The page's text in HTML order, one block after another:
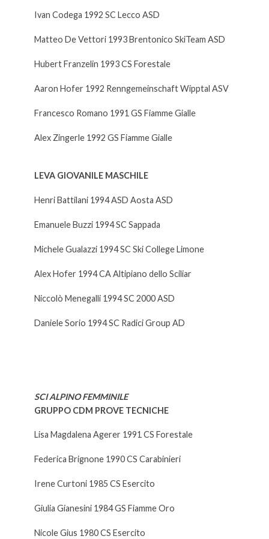
Ivan Codega 1992 SC Lecco ASD
Matteo De Vettori 1993 Brentonico SkiTeam ASD
Hubert Franzelin 1993 CS Forestale
Aaron Hofer 1992 Renngemeinschaft Wipptal ASV
Francesco Romano 1991 GS Fiamme Gialle
Alex Zingerle 1992 GS Fiamme Gialle
LEVA GIOVANILE MASCHILE
Henri Battilani 1994 ASD Aosta ASD
Emanuele Buzzi 1994 SC Sappada
Michele Gualazzi 1994 SC Ski College Limone
Alex Hofer 1994 CA Altipiano dello Sciliar
Niccolò Menegalli 1994 SC 2000 ASD
Daniele Sorio 1994 SC Radici Group AD
SCI ALPINO FEMMINILE
GRUPPO CDM PROVE TECNICHE
Lisa Magdalena Agerer 1991 CS Forestale
Federica Brignone 1990 CS Carabinieri
Irene Curtoni 1985 CS Esercito
Giulia Gianesini 1984 GS Fiamme Oro
Nicole Gius 1980 CS Esercito